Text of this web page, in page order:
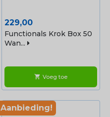
Prijs
229,00
Functionals Krok Box 50
Wan...
shopping_cart Voeg toe
Aanbieding!